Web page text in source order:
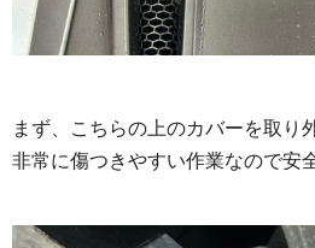
まず、こちらの上のカバーを取り
非常に傷つきやすい作業なので安